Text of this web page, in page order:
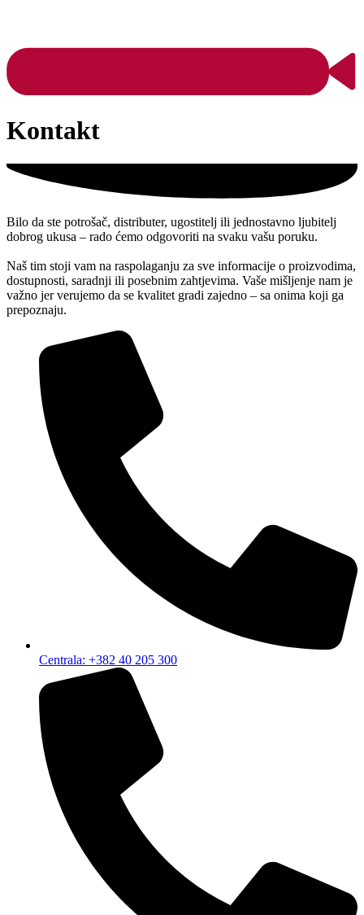
Kontakt
Bilo da ste potrošač, distributer, ugostitelj ili jednostavno ljubitelj
dobrog ukusa – rado ćemo odgovoriti na svaku vašu poruku.
Naš tim stoji vam na raspolaganju za sve informacije o proizvodima,
dostupnosti, saradnji ili posebnim zahtjevima. Vaše mišljenje nam je
važno jer verujemo da se kvalitet gradi zajedno – sa onima koji ga
prepoznaju.
Centrala: +382 40 205 300